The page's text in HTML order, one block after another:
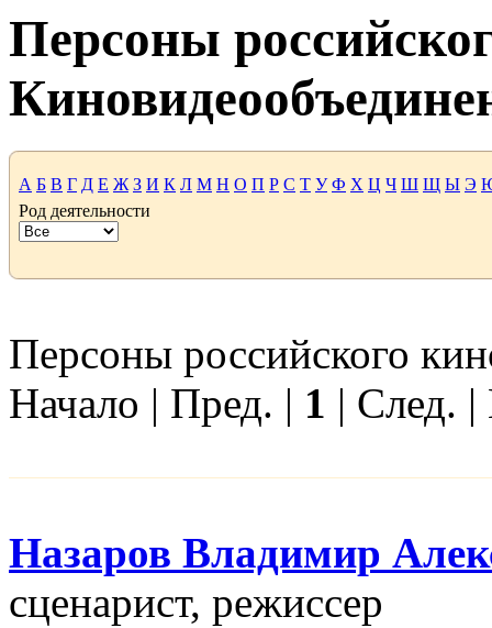
Персоны
А Б В Г Д Е Ж З И К Л М Н О П Р С Т У Ф Х Ц Ч Ш Щ Ы Э
Род деятельности
Персоны российского
Начало | Пред. | 1 | След.
Назаров Владимир
сценарист, режисcер